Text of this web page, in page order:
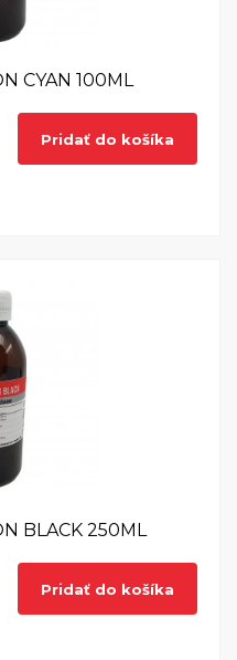
CYAN 100ML
Pridať do košíka
BLACK 250ML
Pridať do košíka